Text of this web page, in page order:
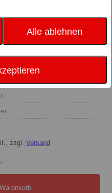
Alle ablehnen
zzgl. Versand